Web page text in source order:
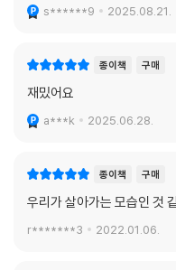
s******9 2025.08.21.
종이책 구매
재밌어요
a***k 2025.06.28.
종이책 구매
우리가 살아가는 모습인 것
r*******3 2022.01.06.